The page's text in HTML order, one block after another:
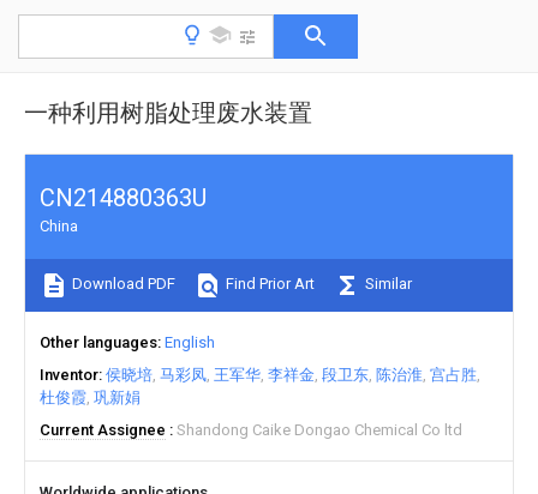
一种利用树脂处理废水装置
CN214880363U
China
Download PDF Find Prior Art Similar
Other languages English
Inventor 侯晓培 马彩凤 王军华 李祥金 段卫东 陈治淮 宫占胜
杜俊霞 巩新娟
Current Assignee
Shandong Caike Dongao Chemical Co ltd